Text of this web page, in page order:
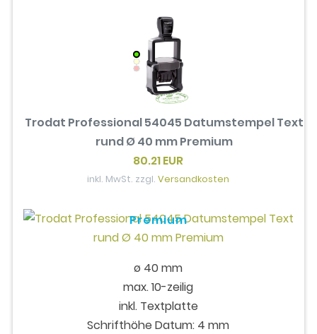
Trodat Professional 54045 Datumstempel Text
rund Ø 40 mm Premium
80.21 EUR
inkl. MwSt. zzgl.Versandkosten
Premium
ø 40 mm
max. 10-zeilig
inkl. Textplatte
Schrifthöhe Datum: 4 mm